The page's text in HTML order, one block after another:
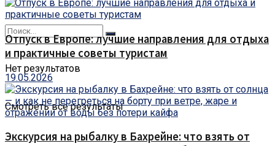
Нет результатов
Смотреть все результаты
Отпуск в Европе: лучшие направления для отдыха
и практичные советы туристам
19.05.2026
Экскурсия на рыбалку в Бахрейне: что взять от